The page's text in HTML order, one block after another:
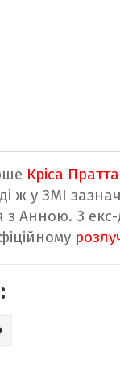
Кріса
ж у ЗМІ
з Анною. З